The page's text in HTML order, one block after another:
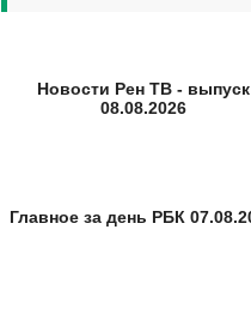
Новости Рен ТВ - выпуск
08.08.2026
Главное за день РБК